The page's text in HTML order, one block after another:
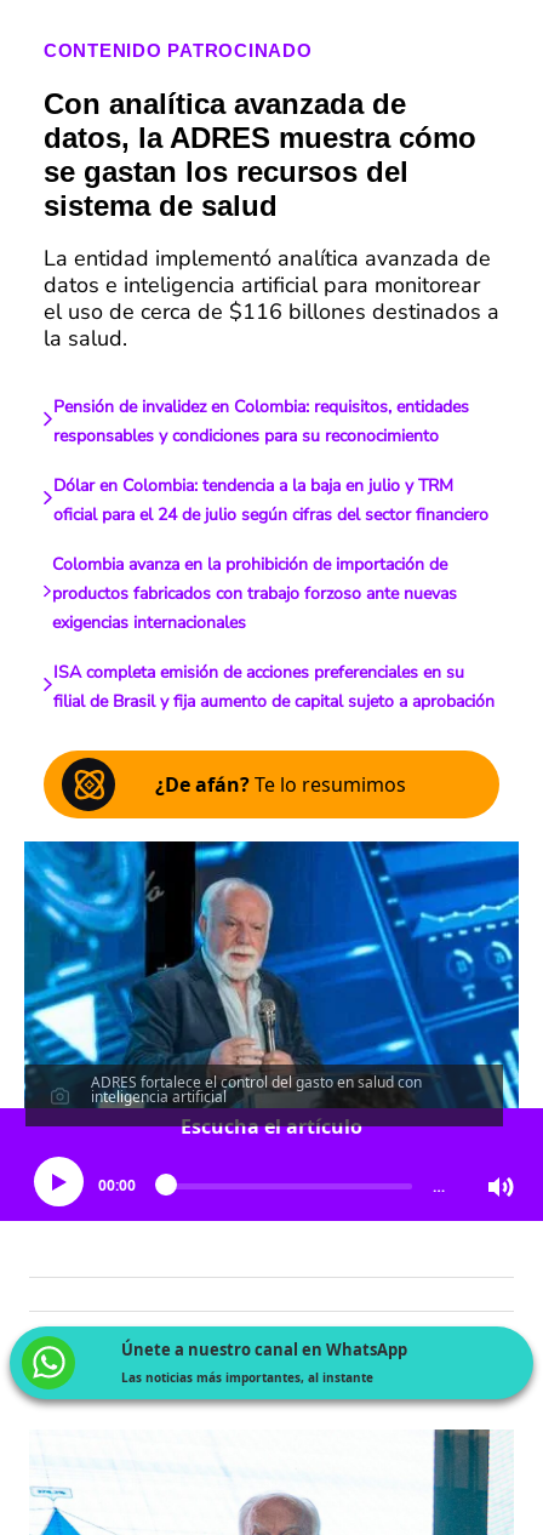
CONTENIDO PATROCINADO
Con analítica avanzada de
datos, la ADRES muestra cómo
se gastan los recursos del
sistema de salud
La entidad implementó analítica avanzada de
datos e inteligencia artificial para monitorear
el uso de cerca de $116 billones destinados a
la salud.
Pensión de invalidez en Colombia: requisitos, entidades
responsables y condiciones para su reconocimiento
Dólar en Colombia: tendencia a la baja en julio y TRM
oficial para el 24 de julio según cifras del sector financiero
Colombia avanza en la prohibición de importación de
productos fabricados con trabajo forzoso ante nuevas
exigencias internacionales
ISA completa emisión de acciones preferenciales en su
filial de Brasil y fija aumento de capital sujeto a aprobación
¿De afán?Te lo resumimos
ADRES fortalece el control del gasto en salud con
inteligencia artificial
Escucha el artículo
00:00 …
Únete a nuestro canal en WhatsApp
Las noticias más importantes, al instante